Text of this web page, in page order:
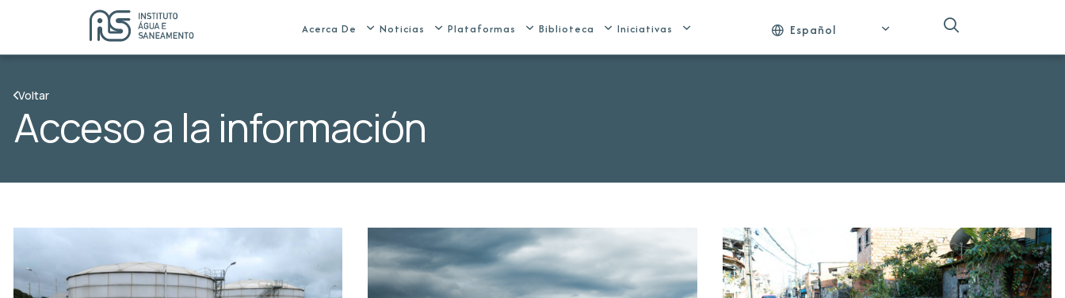
Acerca De Noticias Plataformas Biblioteca Iniciativas Español
Voltar
Acceso a la información